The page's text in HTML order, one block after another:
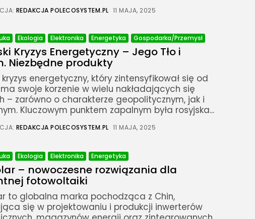
REDAKCJA POLECOSYSTEM.PL 11 MAJA, 2025
Ekologia Elektronika Energetyka Gospodarka/Przemysł
Kryzys Energetyczny – Jego Tło i
Niezbędne produkty
kryzys energetyczny, który zintensyfikował się od
ma swoje korzenie w wielu nakładających się
– zarówno o charakterze geopolitycznym, jak i
Kluczowym punktem zapalnym była rosyjska...
REDAKCJA POLECOSYSTEM.PL 11 MAJA, 2025
Ekologia Elektronika Energetyka
– nowoczesne rozwiązania dla
fotowoltaiki
to globalna marka pochodząca z Chin,
się w projektowaniu i produkcji inwerterów